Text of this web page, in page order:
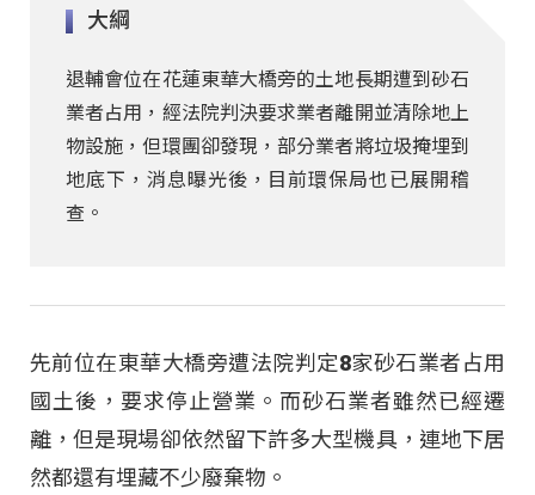
大綱
退輔會位在花蓮東華大橋旁的土地長期遭到砂石
業者占用，經法院判決要求業者離開並清除地上
物設施，但環團卻發現，部分業者將垃圾掩埋到
地底下，消息曝光後，目前環保局也已展開稽
查。
先前位在東華大橋旁遭法院判定8家砂石業者占用
國土後，要求停止營業。而砂石業者雖然已經遷
離，但是現場卻依然留下許多大型機具，連地下居
然都還有埋藏不少廢棄物。